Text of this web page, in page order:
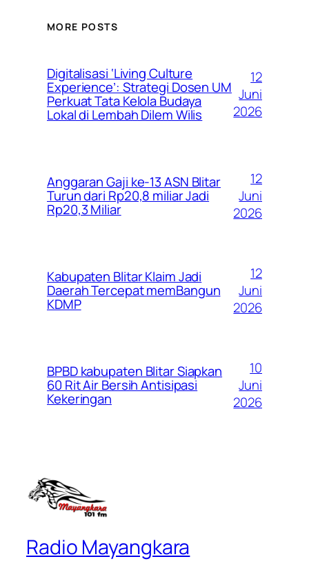
MORE POSTS
Digitalisasi ‘Living Culture
Experience’: Strategi Dosen UM
Perkuat Tata Kelola Budaya
Lokal di Lembah Dilem Wilis
12
Juni
2026
Anggaran Gaji ke-13 ASN Blitar
Turun dari Rp20,8 miliar Jadi
Rp20,3 Miliar
12
Juni
2026
Kabupaten Blitar Klaim Jadi
Daerah Tercepat memBangun
KDMP
12
Juni
2026
BPBD kabupaten Blitar Siapkan
60 Rit Air Bersih Antisipasi
Kekeringan
10
Juni
2026
Radio Mayangkara